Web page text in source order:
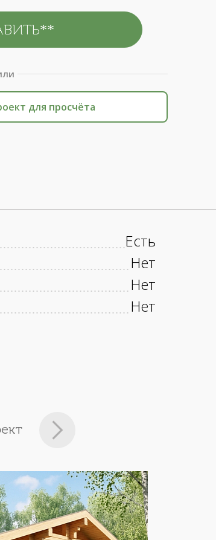
для просчёта
Есть
Нет
Нет
Нет